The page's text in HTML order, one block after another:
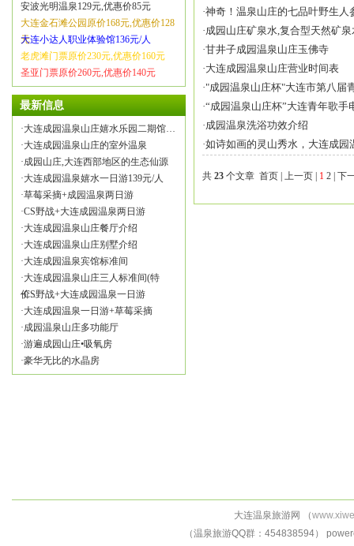
安波光明温泉129元,优惠价85元
大连金石滩公园原价168元,优惠价128
元
大连小达人职业体验馆136元/人
老虎滩门票原价230元,优惠价160元
圣亚门票原价260元,优惠价140元
最新信息
·大连成园温泉山庄嬉水乐园二期馆…
·大连成园温泉山庄的室外温泉
·成园山庄,大连西部地区的生态仙源
·大连成园温泉嬉水一日游139元/人
·草莓采摘+成园温泉两日游
·CS野战+大连成园温泉两日游
·大连成园温泉山庄餐厅介绍
·大连成园温泉山庄别墅介绍
·大连成园温泉宾馆标准间
·大连成园温泉山庄三人标准间(特
价…
·CS野战+大连成园温泉一日游
·大连成园温泉一日游+草莓采摘
·成园温泉山庄多功能厅
·游遍成园山庄•吸氧房
·豪华无比的水晶房
·神奇！温泉山庄的七品叶野生人
·成园山庄矿泉水,复合型天然矿泉
·甘井子成园温泉山庄玉佛寺
·大连成园温泉山庄营业时间表
·"成园温泉山庄杯"大连市第八届
·“成园温泉山庄杯”大连青年歌手
·成园温泉洗浴功效介绍
·如诗如画的灵山秀水，大连成园
共 23 个文章 首页 | 上一页 | 1 2 下
大连温泉旅游网 （
（温泉旅游QQ群：454838594）